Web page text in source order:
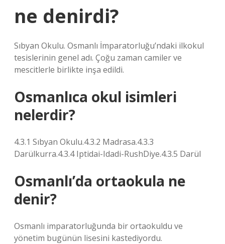
ne denirdi?
Sıbyan Okulu. Osmanlı İmparatorluğu’ndaki ilkokul
tesislerinin genel adı. Çoğu zaman camiler ve
mescitlerle birlikte inşa edildi.
Osmanlıca okul isimleri
nelerdir?
4.3.1 Sıbyan Okulu.4.3.2 Madrasa.4.3.3
Darülkurra.4.3.4 Iptidai-Idadi-RushDiye.4.3.5 Darül
Osmanlı’da ortaokula ne
denir?
Osmanlı imparatorluğunda bir ortaokuldu ve
yönetim bugünün lisesini kastediyordu.